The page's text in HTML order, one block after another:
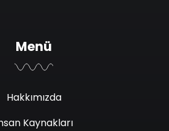
Menü
Hakkımızda
Kaynakları